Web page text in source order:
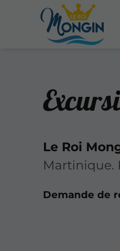
Le Roi
Martinique.
Demande de